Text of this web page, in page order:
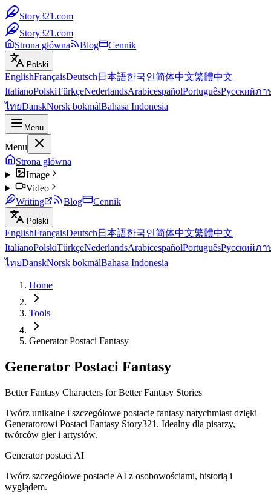
Story321.com
Story321.com
Strona główna
Blog Cennik
Polski
EnglishFrançaisDeutsch 日本語한국인简体中文繁體中文
ItalianoPolskiTürkçeNederlandsArabicespañolPortuguêsРусскийภา
ไทยDanskNorsk bokmålBahasa Indonesia
Menu
Menu
Strona główna
Image
Video
Writing
Blog Cennik
Polski
EnglishFrançaisDeutsch 日本語한국인简体中文繁體中文
ItalianoPolskiTürkçeNederlandsArabicespañolPortuguêsРусскийภา
ไทยDanskNorsk bokmålBahasa Indonesia
Home
Tools
Generator Postaci Fantasy
Generator Postaci Fantasy
Better Fantasy Characters for Better Fantasy Stories
Twórz unikalne i szczegółowe postacie fantasy natychmiast dzięki
Generatorowi Postaci Fantasy Story321. Idealny dla pisarzy,
twórców gier i artystów.
Generator postaci AI
Twórz szczegółowe postacie AI z osobowościami, historią i
wyglądem.